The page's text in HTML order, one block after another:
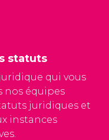
statuts
qui vous
nos équipes
juridiques et
instances